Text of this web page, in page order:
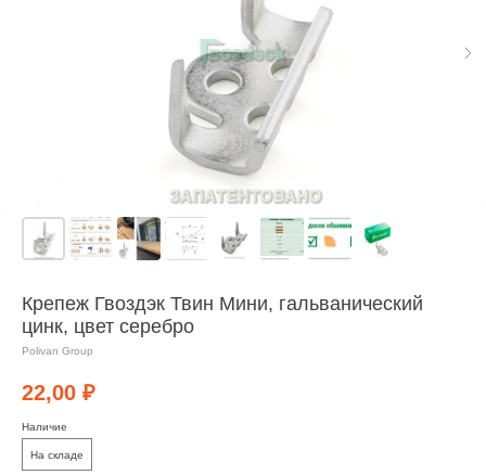
Крепеж Гвоздэк Твин Мини, гальванический
цинк, цвет серебро
Polivan Group
22,00 ₽
Наличие
На складе